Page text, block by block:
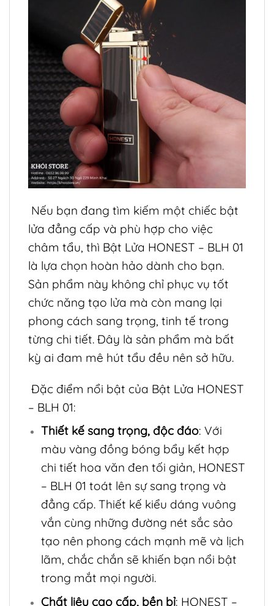
Nếu bạn đang tìm kiếm một chiếc bật
lửa đẳng cấp và phù hợp cho việc
châm tẩu, thì Bật Lửa HONEST – BLH 01
là lựa chọn hoàn hảo dành cho bạn.
Sản phẩm này không chỉ phục vụ tốt
chức năng tạo lửa mà còn mang lại
phong cách sang trọng, tinh tế trong
từng chi tiết. Đây là sản phẩm mà bất
kỳ ai đam mê hút tẩu đều nên sở hữu.
Đặc điểm nổi bật của Bật Lửa HONEST
– BLH 01:
Thiết kế sang trọng, độc đáo: Với
màu vàng đồng bóng bẩy kết hợp
chi tiết hoa văn đen tối giản, HONEST
– BLH 01 toát lên sự sang trọng và
đẳng cấp. Thiết kế kiểu dáng vuông
vắn cùng những đường nét sắc sảo
tạo nên phong cách mạnh mẽ và lịch
lãm, chắc chắn sẽ khiến bạn nổi bật
trong mắt mọi người.
Chất liệu cao cấp, bền bỉ: HONEST –